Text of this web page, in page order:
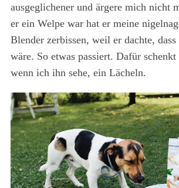
ausgeglichener und ärgere mich nicht
er ein Welpe war hat er meine
Blender zerbissen, weil er dachte, dass
wäre. So etwas passiert. Dafür
wenn ich ihn sehe, ein Lächeln.